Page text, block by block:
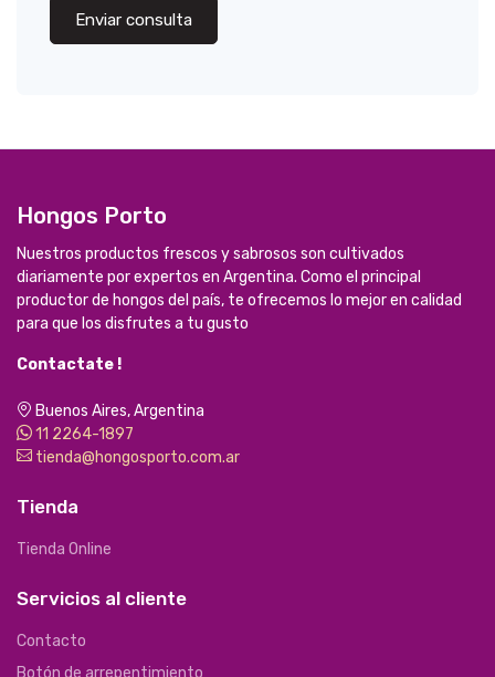
Enviar consulta
Hongos Porto
Nuestros productos frescos y sabrosos son cultivados
diariamente por expertos en Argentina. Como el principal
productor de hongos del país, te ofrecemos lo mejor en calidad
para que los disfrutes a tu gusto
Contactate !
Buenos Aires, Argentina
11 2264-1897
tienda@hongosporto.com.ar
Tienda
Tienda Online
Servicios al cliente
Contacto